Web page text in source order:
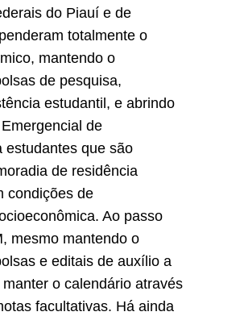
do Piauí e de
totalmente o
mantendo o
de pesquisa,
estudantil, e abrindo
de
estudantes que são
de residência
condições de
Ao passo
mesmo mantendo o
e editais de auxílio a
o calendário através
facultativas. Há ainda